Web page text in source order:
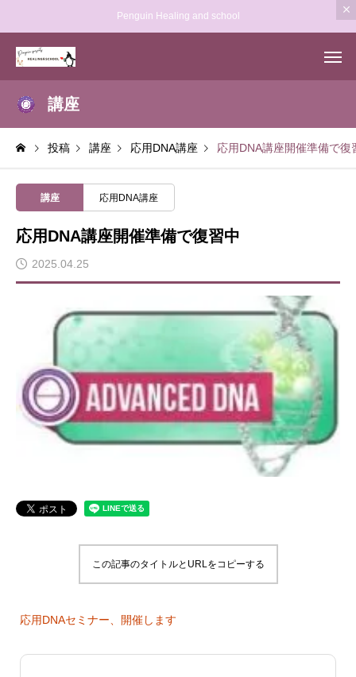
Penguin Healing and school
講座
投稿 講座 応用DNA講座 応用DNA講座開催準備で復
講座 応用DNA講座
応用DNA講座開催準備で復習中
2025.04.25
この記事のタイトルとURLをコピーする
応用DNAセミナー、開催します